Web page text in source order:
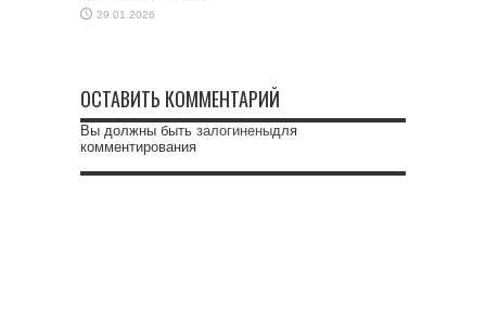
29.01.2026
ОСТАВИТЬ КОММЕНТАРИЙ
Вы должны быть залогиненыдля
комментирования